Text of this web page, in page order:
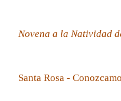
Novena a la Natividad
Santa Rosa -